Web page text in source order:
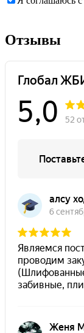
поле
пустым.
поле
пустым.
Отзывы